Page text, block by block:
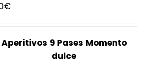
€
Aperitivos 9 Pases Momento
dulce